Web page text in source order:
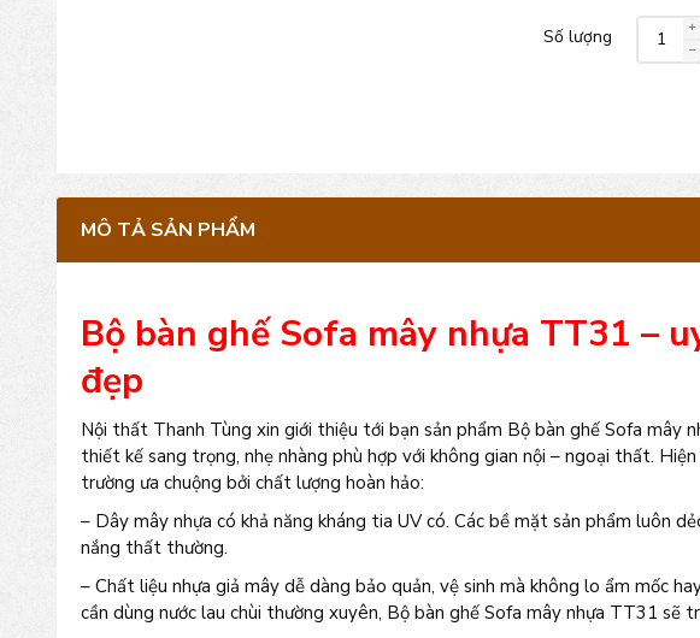
Số lượng
số
MÔ TẢ SẢN PHẨM
Bộ bàn ghế Sofa mây nhựa TT31 –
đẹp
Nội thất Thanh Tùng xin giới thiệu tới bạn sản phẩm Bộ bàn ghế Sofa mây
thiết kế sang trọng, nhẹ nhàng phù hợp với không gian nội – ngoại thất.
trường ưa chuộng bởi chất lượng hoàn hảo:
– Dây mây nhựa có khả năng kháng tia UV có. Các bề mặt sản phẩm luôn
nắng thất thường.
– Chất liệu nhựa giả mây dễ dàng bảo quản, vệ sinh mà không lo ẩm mốc
cần dùng nước lau chùi thường xuyên, Bộ bàn ghế Sofa mây nhựa TT31 sẽ